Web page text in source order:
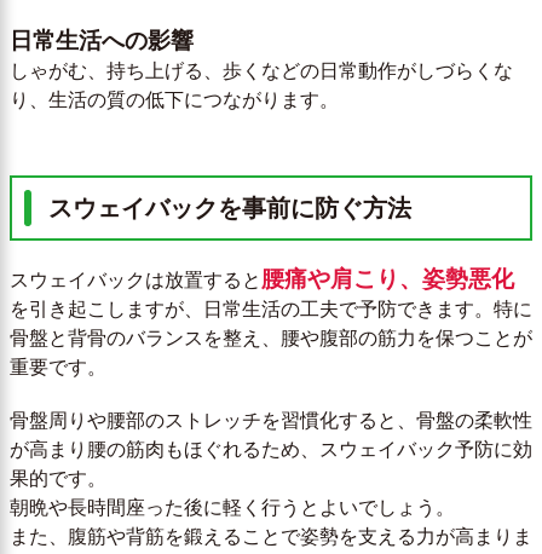
日常生活への影響
しゃがむ、持ち上げる、歩くなどの日常動作がしづらくな
り、生活の質の低下につながります。
スウェイバックを事前に防ぐ方法
スウェイバックは放置すると 腰痛や肩こり、姿勢悪化
を引き起こしますが、日常生活の工夫で予防できます。特に
骨盤と背骨のバランスを整え、腰や腹部の筋力を保つことが
重要です。
骨盤周りや腰部のストレッチを習慣化すると、骨盤の柔軟性
が高まり腰の筋肉もほぐれるため、スウェイバック予防に効
果的です。
朝晩や長時間座った後に軽く行うとよいでしょう。
また、腹筋や背筋を鍛えることで姿勢を支える力が高まりま